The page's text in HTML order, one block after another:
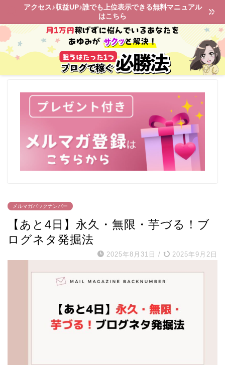
アクセス♪収益UP♪誰でも上位表示できる無料マニュアル
はこちら
メルマガバックナンバー
【あと4日】永久・無限・芋づる！ブ
ログネタ発掘法
2025年8月31日 / 2025年9月2日